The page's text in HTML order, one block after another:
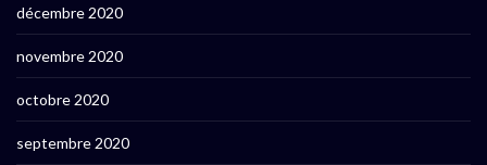
décembre 2020
novembre 2020
octobre 2020
septembre 2020